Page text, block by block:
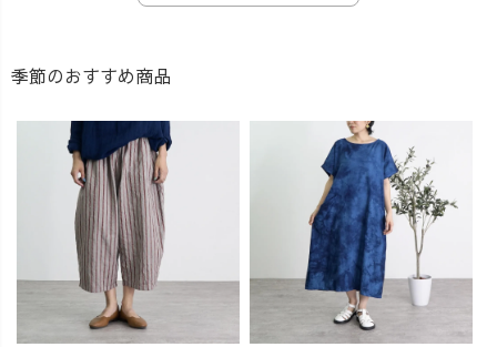
季節のおすすめ商品